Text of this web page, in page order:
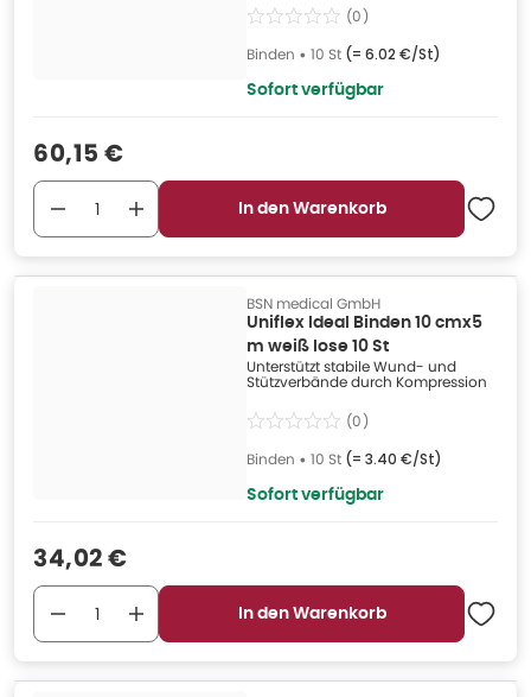
(0)
Binden • 10 St (= 6.02 €/St)
Sofort verfügbar
Verkaufspreis
60,15 €
In den Warenkorb
BSN medical GmbH
Uniflex Ideal Binden 10 cmx5
m weiß lose 10 St
Unterstützt stabile Wund- und
Stützverbände durch Kompression
(0)
Binden • 10 St (= 3.40 €/St)
Sofort verfügbar
Verkaufspreis
34,02 €
In den Warenkorb